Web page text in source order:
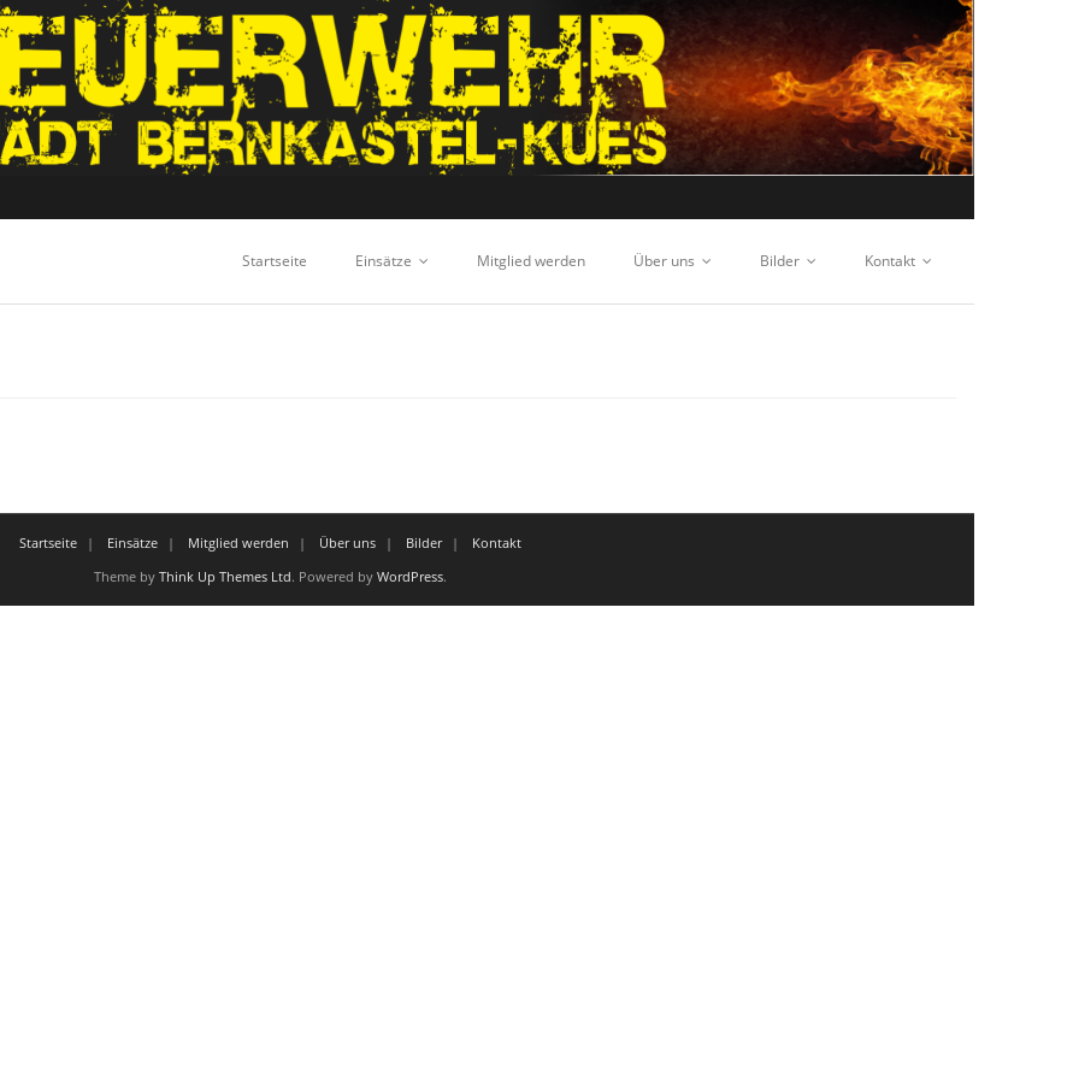
Startseite Einsätze Mitglied werden Über uns Bilder Kontakt
Startseite Einsätze Mitglied werden Über uns Bilder
Kontakt
Theme by Think Up Themes Ltd. Powered by WordPress.